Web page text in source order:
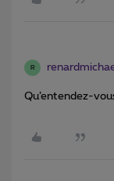
R
Qu’entendez-